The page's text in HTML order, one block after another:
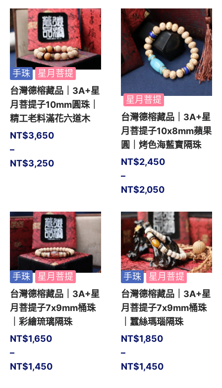
手珠
星月菩提
台灣德榕藏品｜3A+星
月菩提子10mm圓珠｜
精工老料滿花六道木
NT$3,250
–
NT$3,650
星月菩提
台灣德榕藏品｜3A+星
月菩提子10x8mm蘋果
圓｜烤色海藍寶隔珠
NT$2,050
–
NT$2,450
手珠
星月菩提
台灣德榕藏品｜3A+星
月菩提子7x9mm桶珠
｜彩繪琉璃隔珠
NT$1,450
–
NT$1,650
手珠
星月菩提
台灣德榕藏品｜3A+星
月菩提子7x9mm桶珠
｜蠶絲瑪瑙隔珠
NT$1,450
–
NT$1,850